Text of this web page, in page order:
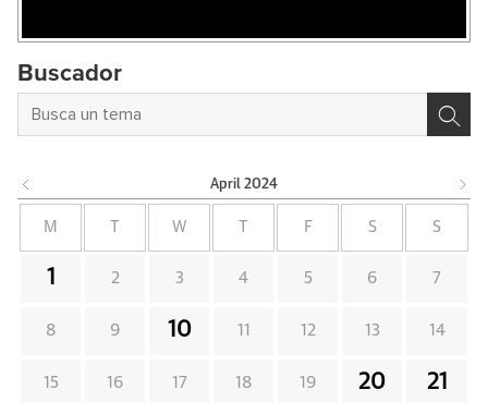
Buscador
April 2024
M W F S S
1 2 3 4 5 6 7
8 9 10 11 12 13 14
15 16 17 18 19 20 21